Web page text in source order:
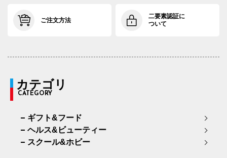
ご注文方法
二要素認証に
ついて
カテゴリ
CATEGORY
ギフト&フード
ヘルス&ビューティー
スクール&ホビー